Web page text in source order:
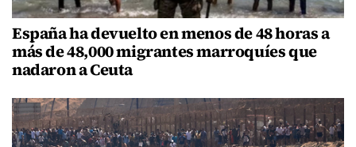
España ha devuelto en menos de 48 horas a
más de 48,000 migrantes marroquíes que
nadaron a Ceuta